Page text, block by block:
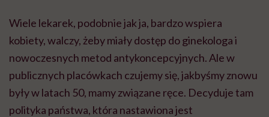
Wiele lekarek, podobnie jak ja, bardzo wspiera
kobiety, walczy, żeby miały dostęp do ginekologa i
nowoczesnych metod antykoncepcyjnych. Ale w
publicznych placówkach czujemy się, jakbyśmy znowu
były w latach 50, mamy związane ręce. Decyduje tam
polityka państwa, która nastawiona jest